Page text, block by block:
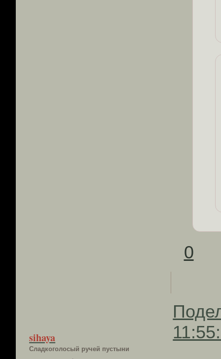
0
sihaya
Сладкоголосый ручей пустыни